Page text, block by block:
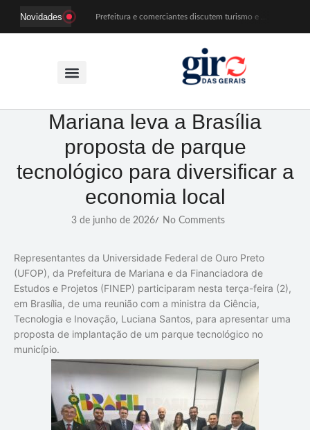
Novidades
Mariana leva a Brasília
proposta de parque
tecnológico para diversificar a
economia local
3 de junho de 2026/ No Comments
Representantes da Universidade Federal de Ouro Preto
(UFOP), da Prefeitura de Mariana e da Financiadora de
Estudos e Projetos (FINEP) participaram nesta terça-feira (2),
em Brasília, de uma reunião com a ministra da Ciência,
Tecnologia e Inovação, Luciana Santos, para apresentar uma
proposta de implantação de um parque tecnológico no
município.